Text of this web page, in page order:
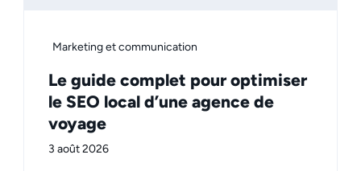
Marketing et communication
Le guide complet pour optimiser
le SEO local d’une agence de
voyage
3 août 2026